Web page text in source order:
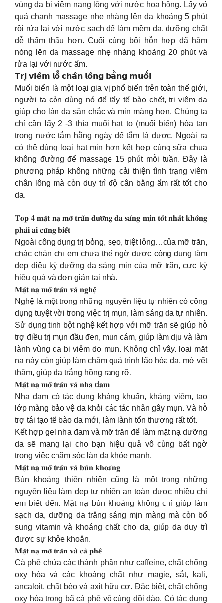
vùng da bị viêm nang lông với nước hoa hồng. Lấy vỏ
quả chanh massage nhẹ nhàng lên da khoảng 5 phút
rồi rửa lại với nước sạch để làm mềm da, dưỡng chất
dễ thẩm thấu hơn. Cuối cùng bôi hỗn hợp đã hâm
nóng lên da massage nhẹ nhàng khoảng 20 phút và
rửa lại với nước ấm.
𝗧𝗿𝗶̣ 𝘃𝗶𝗲̂𝗺 𝗹𝗼̂̃ 𝗰𝗵𝗮̂𝗻 𝗹𝗼̂𝗻𝗴 𝗯𝗮̆̀𝗻𝗴 𝗺𝘂𝗼̂́𝗶
Muối biển là một loại gia vị phổ biến trên toàn thế giới,
người ta còn dùng nó để tẩy tế bào chết, trị viêm da
giúp cho làn da săn chắc và mịn màng hơn. Chúng ta
chỉ cần lấy 2 -3 thìa muối hạt to (muối biển) hòa tan
trong nước tắm hằng ngày để tắm là được. Ngoài ra
có thê dùng loại hạt mịn hơn kết hợp cùng sữa chua
không đường để massage 15 phút mỗi tuần. Đây là
phương pháp không những cải thiện tình trạng viêm
chân lông mà còn duy trì độ cân bằng ẩm rất tốt cho
da.
𝐓𝐨𝐩 𝟒 𝐦𝐚̣̆𝐭 𝐧𝐚̣ 𝐦𝐨̛̃ 𝐭𝐫𝐚̆𝐧 𝐝𝐮̛𝐨̛̃𝐧𝐠 𝐝𝐚 𝐬𝐚́𝐧𝐠 𝐦𝐢̣𝐧 𝐭𝐨̂́𝐭 𝐧𝐡𝐚̂́𝐭 𝐤𝐡𝐨̂𝐧𝐠
𝐩𝐡𝐚̉𝐢 𝐚𝐢 𝐜𝐮̃𝐧𝐠 𝐛𝐢𝐞̂́𝐭
Ngoài công dụng trị bỏng, sẹo, triệt lông…của mỡ trăn,
chắc chắn chị em chưa thể ngờ được công dụng làm
đẹp diệu kỳ dưỡng da sáng mịn của mỡ trăn, cực kỳ
hiệu quả và đơn giản tại nhà.
𝐌𝐚̣̆𝐭 𝐧𝐚̣ 𝐦𝐨̛̃ 𝐭𝐫𝐚̆𝐧 𝐯𝐚̀ 𝐧𝐠𝐡𝐞̣̂
Nghệ là một trong những nguyên liệu tự nhiên có công
dụng tuyệt vời trong việc trị mụn, làm sáng da tự nhiên.
Sử dụng tinh bột nghệ kết hợp với mỡ trăn sẽ giúp hỗ
trợ điều trị mụn đầu đen, mụn cám, giúp làm dịu và làm
lành vùng da bị viêm do mụn. Không chỉ vậy, loại mặt
nạ này còn giúp làm chậm quá trình lão hóa da, mờ vết
thâm, giúp da trắng hồng rạng rỡ.
𝐌𝐚̣̆𝐭 𝐧𝐚̣ 𝐦𝐨̛̃ 𝐭𝐫𝐚̆𝐧 𝐯𝐚̀ 𝐧𝐡𝐚 đ𝐚𝐦
Nha đam có tác dụng kháng khuẩn, kháng viêm, tạo
lớp màng bảo vệ da khỏi các tác nhân gây mụn. Và hỗ
trợ tái tạo tế bào da mới, làm lành tổn thương rất tốt.
Kết hợp gel nha đam và mỡ trăn để làm mặt nạ dưỡng
da sẽ mang lại cho bạn hiệu quả vô cùng bất ngờ
trong việc chăm sóc làn da khỏe mạnh.
𝐌𝐚̣̆𝐭 𝐧𝐚̣ 𝐦𝐨̛̃ 𝐭𝐫𝐚̆𝐧 𝐯𝐚̀ 𝐛𝐮̀𝐧 𝐤𝐡𝐨𝐚́𝐧𝐠
Bùn khoáng thiên nhiên cũng là một trong những
nguyên liệu làm đẹp tự nhiên an toàn được nhiều chị
em biết đến. Mặt nạ bùn khoáng không chỉ giúp làm
sạch da, dưỡng da trắng sáng mịn màng mà còn bổ
sung vitamin và khoáng chất cho da, giúp da duy trì
được sự khỏe khoắn.
𝐌𝐚̣̆𝐭 𝐧𝐚̣ 𝐦𝐨̛̃ 𝐭𝐫𝐚̆𝐧 𝐯𝐚̀ 𝐜𝐚̀ 𝐩𝐡𝐞̂
Cà phê chứa các thành phần như caffeine, chất chống
oxy hóa và các khoáng chất như magie, sắt, kali,
ancaloit, chất béo và axit hữu cơ. Đặc biệt, chất chống
oxy hóa trong bã cà phê vô cùng dồi dào. Có tác dụng